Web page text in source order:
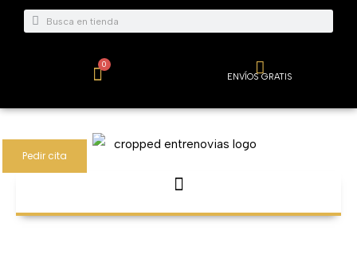
Buscar
Buscar
0
Carrito ENVÍOS GRATIS
Pedir cita